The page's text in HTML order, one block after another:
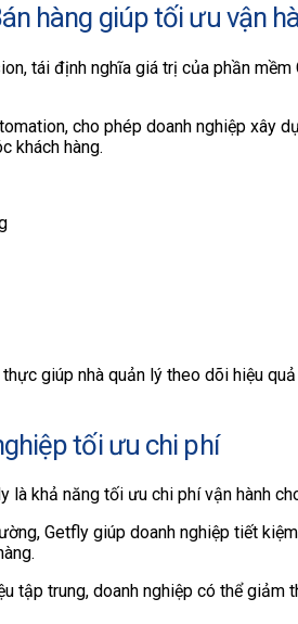
hàng giúp tối ưu vận
tái định nghĩa giá trị của phần
cho phép doanh nghiệp xây
khách hàng.
giúp nhà quản lý theo dõi hiệu
tối ưu chi phí
khả năng tối ưu chi phí vận hành
Getfly giúp doanh nghiệp tiết
tập trung, doanh nghiệp có thể